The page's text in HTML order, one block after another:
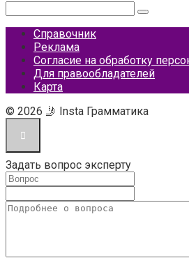
Справочник
Реклама
Согласие на обработку
Для правообладателей
Карта
© 2026 🤳 Insta Грамматика
Задать вопрос эксперту